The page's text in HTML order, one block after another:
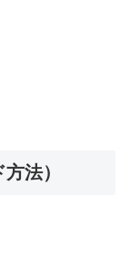
法）